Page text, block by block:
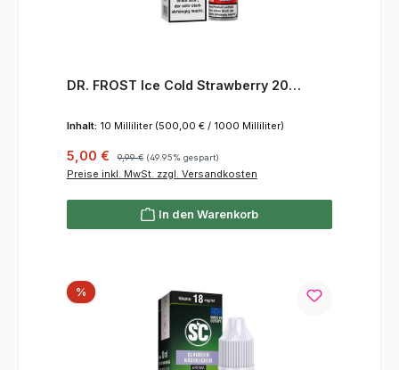
DR. FROST Ice Cold Strawberry 20
Inhalt: 10 Milliliter (500,00 € / 1000 Milliliter)
Verkaufspreis:
5,00 € Regulärer Preis:
9,99 € (49.95% gespart)
Preise inkl. MwSt. zzgl. Versandkosten
In den Warenkorb
%Rabatt